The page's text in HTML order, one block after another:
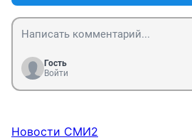
Гость
Войти
Новости СМИ2